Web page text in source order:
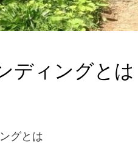
ディングとは
グとは